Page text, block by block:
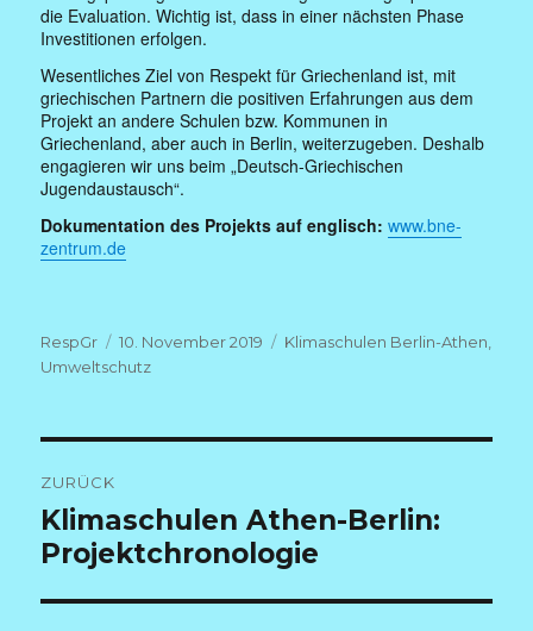
die Evaluation. Wichtig ist, dass in einer nächsten Phase
Investitionen erfolgen.
Wesentliches Ziel von Respekt für Griechenland ist, mit
griechischen Partnern die positiven Erfahrungen aus dem
Projekt an andere Schulen bzw. Kommunen in
Griechenland, aber auch in Berlin, weiterzugeben. Deshalb
engagieren wir uns beim „Deutsch-Griechischen
Jugendaustausch“.
Dokumentation des Projekts auf englisch: www.bne-
zentrum.de
Autor
RespGr
Veröffentlicht
am
10. November 2019 Kategorien
Klimaschulen Berlin-Athen,
Umweltschutz
ZURÜCK
Vorheriger
Beitrag:
Klimaschulen Athen-Berlin:
Projektchronologie